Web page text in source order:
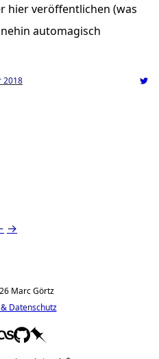
hier veröffentlichen (was
automagisch
2018
→
Marc Görtz
Datenschutz